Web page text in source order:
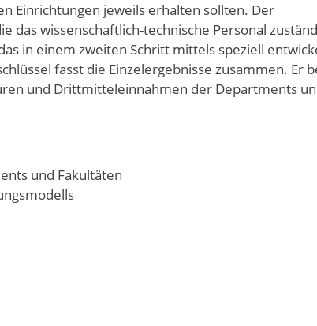
Einrichtungen jeweils erhalten sollten. Der
das wissenschaftlich-technische Personal
in einem zweiten Schritt mittels speziell
fasst die Einzelergebnisse zusammen. Er
und Drittmitteleinnahmen der Departments
und Fakultäten